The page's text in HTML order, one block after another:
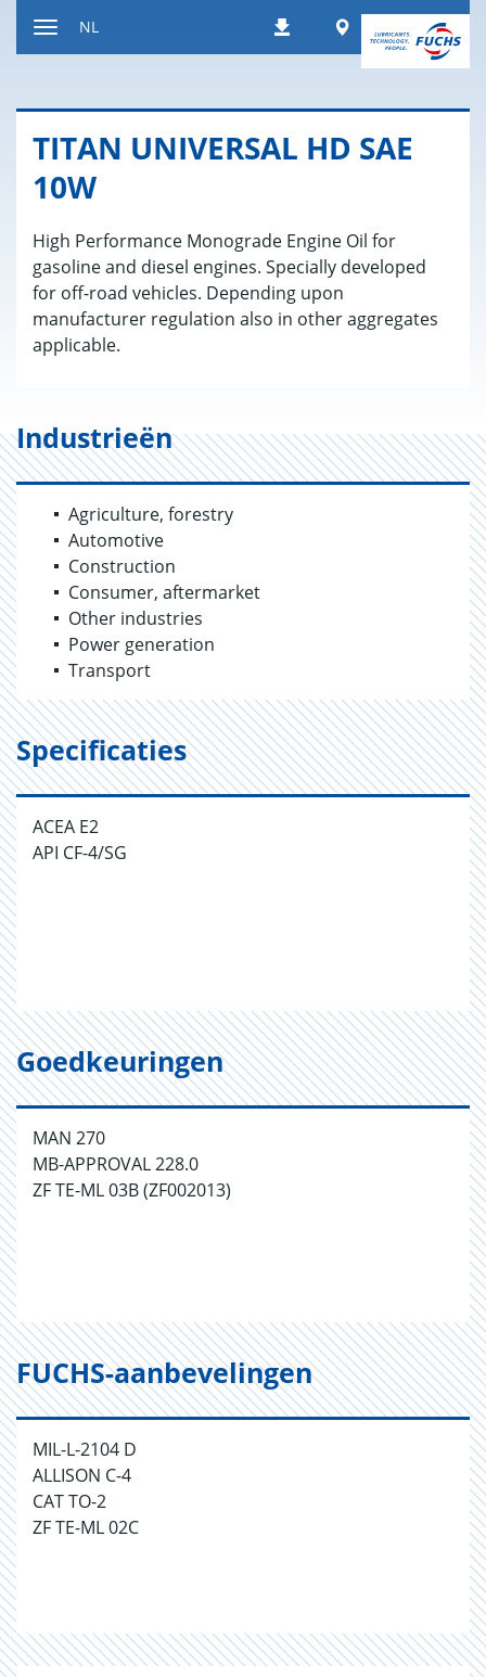
inhoud
DownloadsWorldwide
NL
TITAN UNI­VER­SAL HD SAE
10W
High Performance Monograde Engine Oil for
gasoline and diesel engines. Specially developed
for off-road vehicles. Depending upon
manufacturer regulation also in other aggregates
applicable.
Industrieën
Agriculture, forestry
Automotive
Construction
Consumer, aftermarket
Other industries
Power generation
Transport
Specificaties
ACEA E2
API CF-4/SG
Goedkeuringen
MAN 270
MB-APPROVAL 228.0
ZF TE-ML 03B (ZF002013)
FUCHS-aanbevelingen
MIL-L-2104 D
ALLISON C-4
CAT TO-2
ZF TE-ML 02C